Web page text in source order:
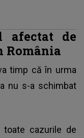
afectat de
România
timp că în urma
nu s-a schimbat
cazurile de